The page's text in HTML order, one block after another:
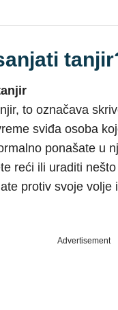
to označava
sviđa osoba
ponašate u
reći ili uraditi
protiv svoje volje
Advertisement